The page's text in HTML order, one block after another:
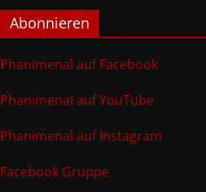
Abonnieren
Phanimenal auf Facebook
Phanimenal auf YouTube
Phanimenal auf Instagram
Facebook Gruppe